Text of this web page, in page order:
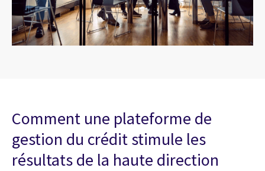
Comment une plateforme de
gestion du crédit stimule les
résultats de la haute direction